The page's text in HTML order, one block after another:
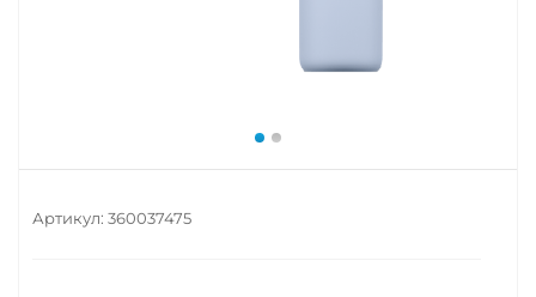
Артикул: 360037475